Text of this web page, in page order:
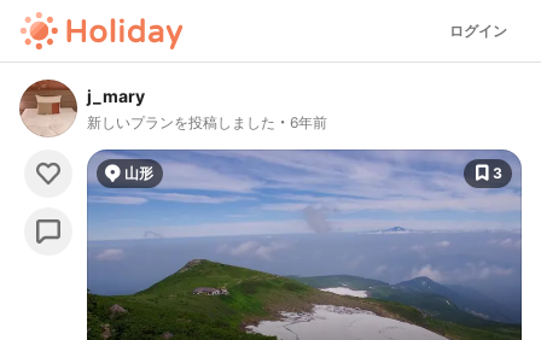
ログイン
j_mary
新しいプランを投稿しました 6年前
山形 3